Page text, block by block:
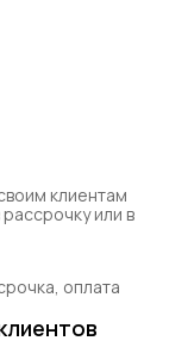
клиентам
или в
оплата